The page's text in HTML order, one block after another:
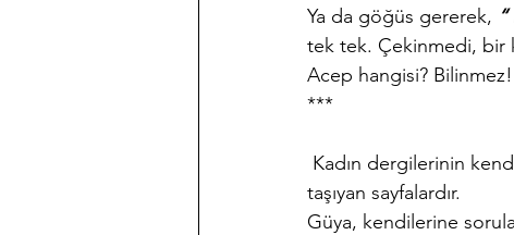
Ya da göğüs gererek,
tek tek. Çekinmedi, bir
Acep hangisi? Bilinmez!
***
Kadın dergilerinin
taşıyan sayfalardır.
Güya, kendilerine